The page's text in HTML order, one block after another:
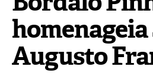
homenageia
Augusto